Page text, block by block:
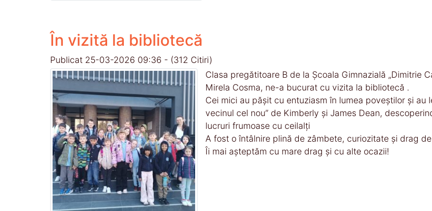
În vizită la bibliotecă
Publicat 25-03-2026 09:36 - (312 Citiri)
Clasa pregătitoare B de la Școala Gimnazială „Dimitrie
Mirela Cosma, ne-a bucurat cu vizita la bibliotecă .
Cei mici au pășit cu entuziasm în lumea poveștilor și au
vecinul cel nou” de Kimberly și James Dean,
lucruri frumoase cu ceilalți
A fost o întâlnire plină de zâmbete, curiozitate și drag
Îi mai așteptăm cu mare drag și cu alte ocazii!